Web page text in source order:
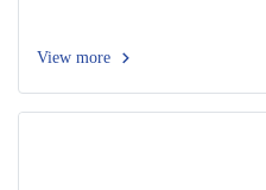
View more